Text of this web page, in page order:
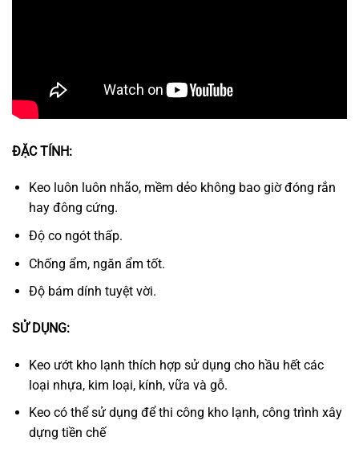
ĐẶC TÍNH:
Keo luôn luôn nhão, mềm dẻo không bao giờ đóng rắn
hay đông cứng.
Độ co ngót thấp.
Chống ẩm, ngăn ẩm tốt.
Độ bám dính tuyệt vời.
SỬ DỤNG:
Keo ướt kho lạnh thích hợp sử dụng cho hầu hết các
loại nhựa, kim loại, kính, vữa và gỗ.
Keo có thể sử dụng để thi công kho lạnh, công trình xây
dựng tiền chế